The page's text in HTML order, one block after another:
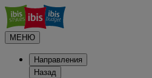
МЕНЮ
Направления
Назад